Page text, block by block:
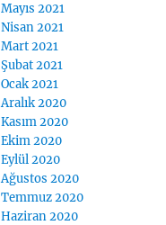
Mayıs 2021
Nisan 2021
Mart 2021
Şubat 2021
Ocak 2021
Aralık 2020
Kasım 2020
Ekim 2020
Eylül 2020
Ağustos 2020
Temmuz 2020
Haziran 2020